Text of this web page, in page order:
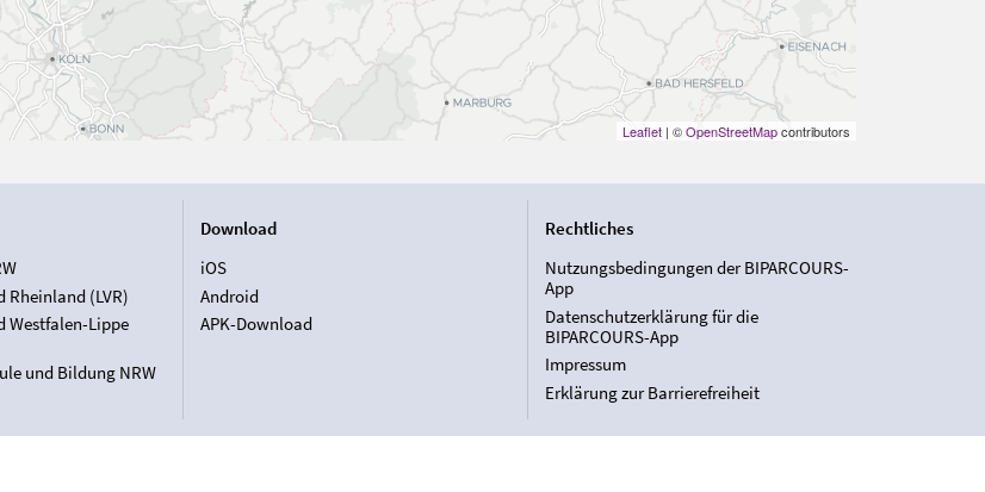
Leaflet| ©OpenStreetMapcontributors
Rheinland (LVR)
Westfalen-Lippe
und Bildung NRW
Download
iOS
Android
APK-Download
Rechtliches
Nutzungsbedingungen der BIPARCOURS-
App
Datenschutzerklärung für die
BIPARCOURS-App
Impressum
Erklärung zur Barrierefreiheit